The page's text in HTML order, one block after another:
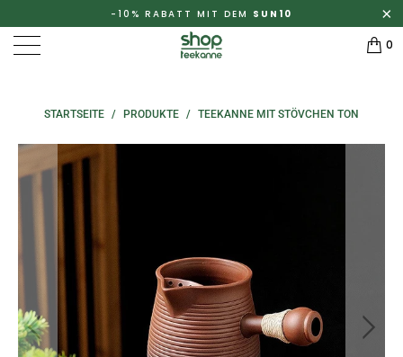
-10% RABATT MIT DEM SUN10
0
STARTSEITE / PRODUKTE / TEEKANNE MIT STÖVCHEN TON